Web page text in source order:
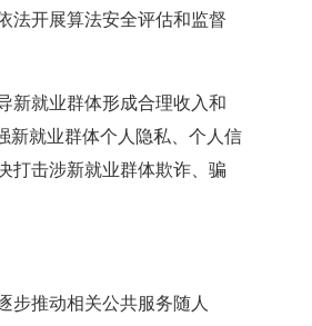
法开展算法安全评估和监督
就业群体形成合理收入和
新就业群体个人隐私、个人信
打击涉新就业群体欺诈、骗
推动相关公共服务随人